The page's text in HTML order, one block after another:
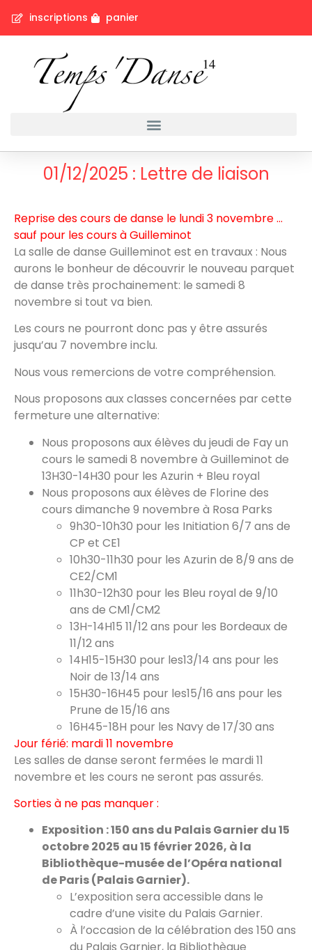
inscriptions panier
01/12/2025 : Lettre de liaison
Reprise des cours de danse le lundi 3 novembre …
sauf pour les cours à Guilleminot
La salle de danse Guilleminot est en travaux : Nous
aurons le bonheur de découvrir le nouveau parquet
de danse très prochainement: le samedi 8
novembre si tout va bien.
Les cours ne pourront donc pas y être assurés
jusqu’au 7 novembre inclu.
Nous vous remercions de votre compréhension.
Nous proposons aux classes concernées par cette
fermeture une alternative:
Nous proposons aux élèves du jeudi de Fay un
cours le samedi 8 novembre à Guilleminot de
13H30-14H30 pour les Azurin + Bleu royal
Nous proposons aux élèves de Florine des
cours dimanche 9 novembre à Rosa Parks
9h30-10h30 pour les Initiation 6/7 ans de
CP et CE1
10h30-11h30 pour les Azurin de 8/9 ans de
CE2/CM1
11h30-12h30 pour les Bleu royal de 9/10
ans de CM1/CM2
13H-14H15 11/12 ans pour les Bordeaux de
11/12 ans
14H15-15H30 pour les13/14 ans pour les
Noir de 13/14 ans
15H30-16H45 pour les15/16 ans pour les
Prune de 15/16 ans
16H45-18H pour les Navy de 17/30 ans
Jour férié: mardi 11 novembre
Les salles de danse seront fermées le mardi 11
novembre et les cours ne seront pas assurés.
Sorties à ne pas manquer :
Exposition : 150 ans du Palais Garnier du 15
octobre 2025 au 15 février 2026, à la
Bibliothèque-musée de l’Opéra national
de Paris (Palais Garnier).
L’exposition sera accessible dans le
cadre d’une visite du Palais Garnier.
À l’occasion de la célébration des 150 ans